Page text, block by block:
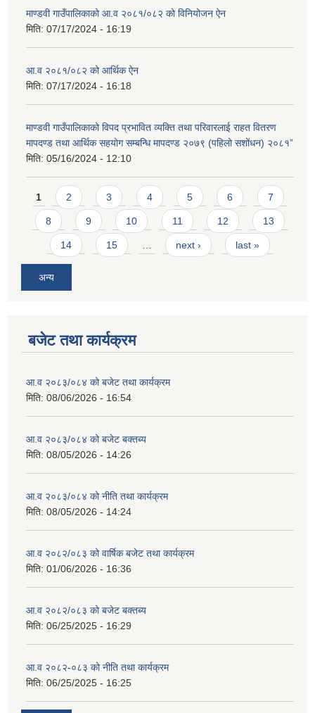
माण्डवी गाउँपालिकाको आ.व २०८१/०८२ को विनियोजन ऐन
मिति: 07/17/2024 - 16:19
आ.व २०८१/०८२ को आर्थिक ऐन
मिति: 07/17/2024 - 16:18
माण्डवी गाउँपालिकाको विपद प्रभावित व्यक्ति तथा परिवारलाई राहत वितरण
मापदण्ड तथा आर्थिक सहयोग सम्बन्धि मापदण्ड २०७९ (पहिलो सशोंधन) २०८१”
मिति: 05/16/2024 - 12:10
Pages
1 2 3 4 5 6 7
8 9 10 11 12 13
14 15 next › last »
अन्य
बजेट तथा कार्यक्रम
आ.व २०८३/०८४ को बजेट तथा कार्यक्रम
मिति: 08/06/2026 - 16:54
आ.व २०८३/०८४ को बजेट बक्तब्य
मिति: 08/05/2026 - 14:26
आ.व २०८३/०८४ को नीति तथा कार्यक्रम
मिति: 08/05/2026 - 14:24
आ.व २०८२/०८३ को वार्षिक बजेट तथा कार्यक्रम
मिति: 01/06/2026 - 16:36
आ.व २०८२/०८३ को बजेट बक्तब्य
मिति: 06/25/2025 - 16:29
आ.व २०८२-०८३ को नीति तथा कार्यक्रम
मिति: 06/25/2025 - 16:25